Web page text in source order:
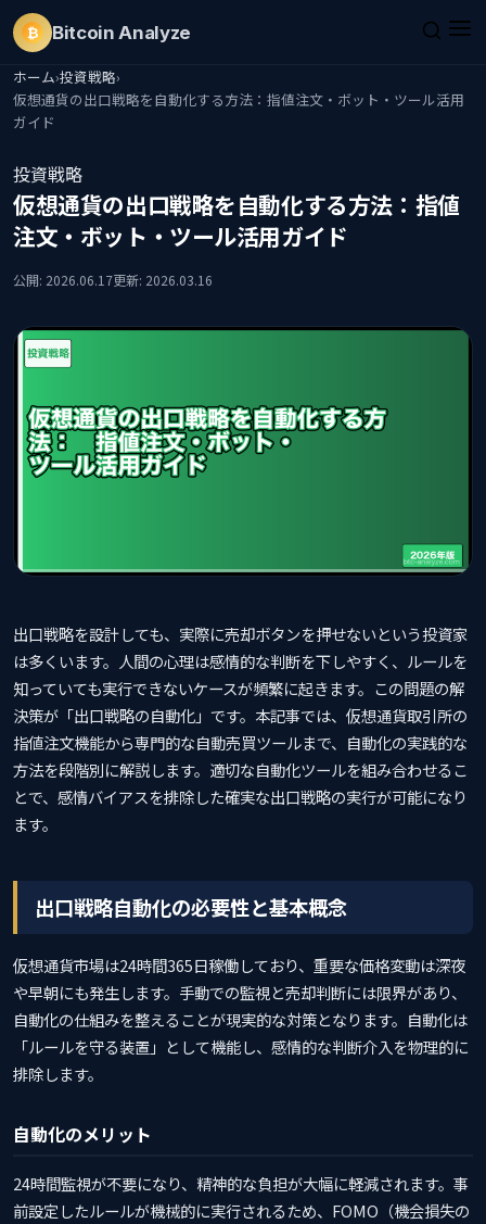
₿ Bitcoin Analyze
ホーム›投資戦略›
仮想通貨の出口戦略を自動化する方法：指値注文・ボット・ツール活用
ガイド
投資戦略
仮想通貨の出口戦略を自動化する方法：指値
注文・ボット・ツール活用ガイド
公開: 2026.06.17更新: 2026.03.16
出口戦略を設計しても、実際に売却ボタンを押せないという投資家
は多くいます。人間の心理は感情的な判断を下しやすく、ルールを
知っていても実行できないケースが頻繁に起きます。この問題の解
決策が「出口戦略の自動化」です。本記事では、仮想通貨取引所の
指値注文機能から専門的な自動売買ツールまで、自動化の実践的な
方法を段階別に解説します。適切な自動化ツールを組み合わせるこ
とで、感情バイアスを排除した確実な出口戦略の実行が可能になり
ます。
出口戦略自動化の必要性と基本概念
仮想通貨市場は24時間365日稼働しており、重要な価格変動は深夜
や早朝にも発生します。手動での監視と売却判断には限界があり、
自動化の仕組みを整えることが現実的な対策となります。自動化は
「ルールを守る装置」として機能し、感情的な判断介入を物理的に
排除します。
自動化のメリット
24時間監視が不要になり、精神的な負担が大幅に軽減されます。事
前設定したルールが機械的に実行されるため、FOMO（機会損失の